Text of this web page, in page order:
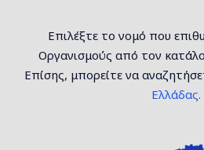
Επιλέξτε το νομό που
Οργανισμούς από τον
Επίσης, μπορείτε να
Ελλάδας.